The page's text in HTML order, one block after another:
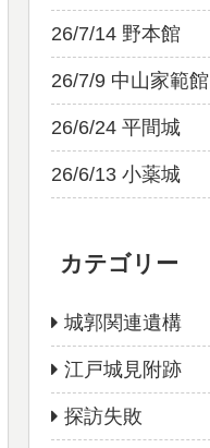
26/7/14 野本館
26/7/9 中山家範館
26/6/24 平間城
26/6/13 小薬城
カテゴリー
城郭関連遺構
江戸城見附跡
探訪失敗